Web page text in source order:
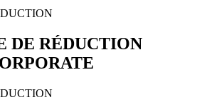
DE RÉDUCTION